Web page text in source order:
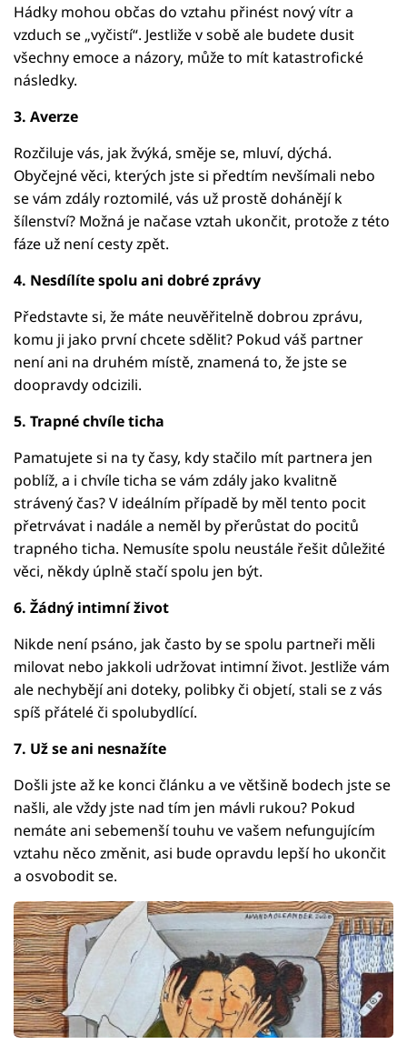
Hádky mohou občas do vztahu přinést nový vítr a
vzduch se „vyčistí“. Jestliže v sobě ale budete dusit
všechny emoce a názory, může to mít katastrofické
následky.
3. Averze
Rozčiluje vás, jak žvýká, směje se, mluví, dýchá.
Obyčejné věci, kterých jste si předtím nevšímali nebo
se vám zdály roztomilé, vás už prostě dohánějí k
šílenství? Možná je načase vztah ukončit, protože z této
fáze už není cesty zpět.
4. Nesdílíte spolu ani dobré zprávy
Představte si, že máte neuvěřitelně dobrou zprávu,
komu ji jako první chcete sdělit? Pokud váš partner
není ani na druhém místě, znamená to, že jste se
doopravdy odcizili.
5. Trapné chvíle ticha
Pamatujete si na ty časy, kdy stačilo mít partnera jen
poblíž, a i chvíle ticha se vám zdály jako kvalitně
strávený čas? V ideálním případě by měl tento pocit
přetrvávat i nadále a neměl by přerůstat do pocitů
trapného ticha. Nemusíte spolu neustále řešit důležité
věci, někdy úplně stačí spolu jen být.
6. Žádný intimní život
Nikde není psáno, jak často by se spolu partneři měli
milovat nebo jakkoli udržovat intimní život. Jestliže vám
ale nechybějí ani doteky, polibky či objetí, stali se z vás
spíš přátelé či spolubydlící.
7. Už se ani nesnažíte
Došli jste až ke konci článku a ve většině bodech jste se
našli, ale vždy jste nad tím jen mávli rukou? Pokud
nemáte ani sebemenší touhu ve vašem nefungujícím
vztahu něco změnit, asi bude opravdu lepší ho ukončit
a osvobodit se.